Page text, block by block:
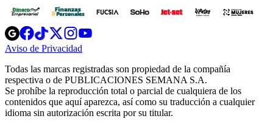
Opens
in
new
Opens
in
new
Opens
in
new
window
Opens
new
windowwindow
Aviso de Privacidad
new
window
Todas las marcas registradas son propiedad de la compañía
respectiva o de PUBLICACIONES SEMANA S.A.
Se prohíbe la reproducción total o parcial de cualquiera de los
contenidos que aquí aparezca, así como su traducción a cualquier
idioma sin autorización escrita por su titular.